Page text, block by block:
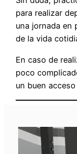
para realizar
una jornada en
de la vida
En caso de
poco
un buen